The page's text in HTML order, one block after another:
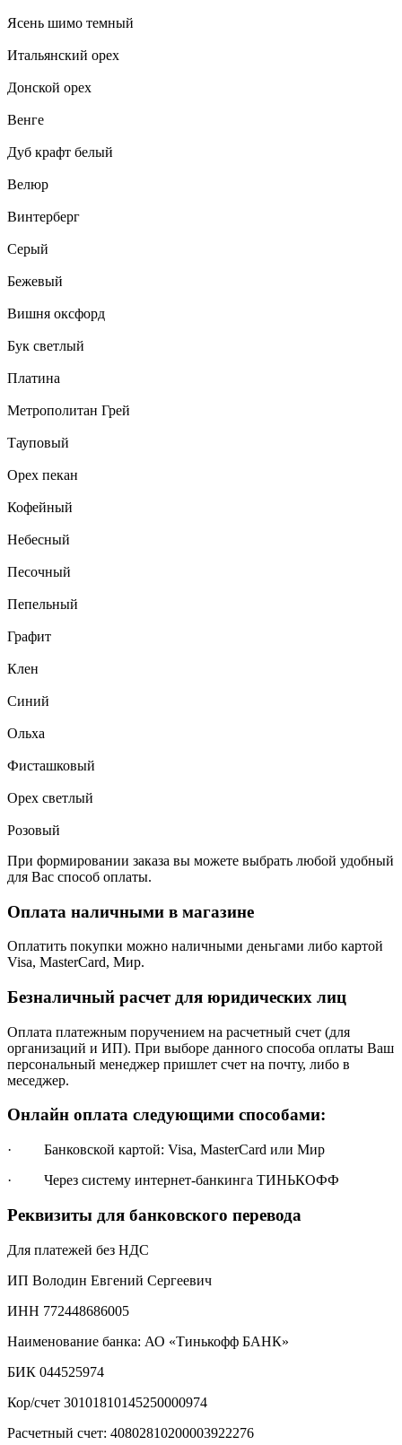
Ясень шимо темный
Итальянский орех
Донской орех
Венге
Дуб крафт белый
Велюр
Винтерберг
Серый
Бежевый
Вишня оксфорд
Бук светлый
Платина
Метрополитан Грей
Тауповый
Орех пекан
Кофейный
Небесный
Песочный
Пепельный
Графит
Клен
Синий
Ольха
Фисташковый
Орех светлый
Розовый
При формировании заказа вы можете выбрать любой удобный
для Вас способ оплаты.
Оплата наличными в магазине
Оплатить покупки можно наличными деньгами либо картой
Visa, MasterCard, Мир.
Безналичный расчет для юридических лиц
Оплата платежным поручением на расчетный счет (для
организаций и ИП). При выборе данного способа оплаты Ваш
персональный менеджер пришлет счет на почту, либо в
меседжер.
Онлайн оплата следующими способами:
· Банковской картой: Visa, MasterCard или Мир
· Через систему интернет-банкинга ТИНЬКОФФ
Реквизиты для банковского перевода
Для платежей без НДС
ИП Володин Евгений Сергеевич
ИНН 772448686005
Наименование банка: АО «Тинькофф БАНК»
БИК 044525974
Кор/счет 30101810145250000974
Расчетный счет: 40802810200003922276